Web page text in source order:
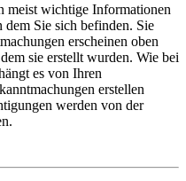
meist wichtige Informationen
Sie sich befinden. Sie
erscheinen oben
sie erstellt wurden. Wie bei
es von Ihren
erstellen
werden von der